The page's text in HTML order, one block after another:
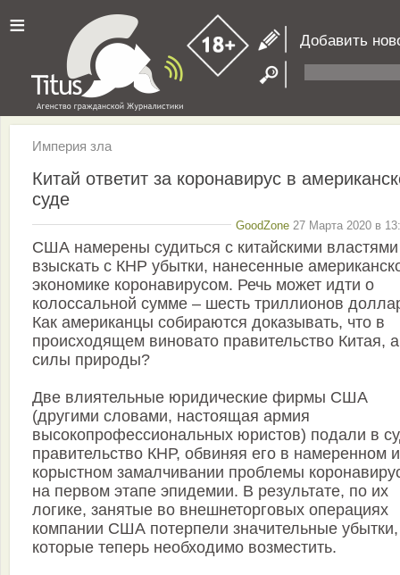
≡ Добавить
Империя зла
Китай ответит за коронавирус в
суде
GoodZone 27 Марта 2020 в
США намерены судиться с китайскими
взыскать с КНР убытки, нанесенные
экономике коронавирусом. Речь может идти о
колоссальной сумме – шесть триллионов
Как американцы собираются доказывать, что в
происходящем виновато правительство Китая,
силы природы?
Две влиятельные юридические фирмы США
(другими словами, настоящая армия
высокопрофессиональных юристов) подали в
правительство КНР, обвиняя его в намеренном и
корыстном замалчивании проблемы
на первом этапе эпидемии. В результате, по их
логике, занятые во внешнеторговых операциях
компании США потерпели значительные убытки,
которые теперь необходимо возместить.